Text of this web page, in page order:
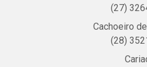
(27)
Cachoeiro
(28)